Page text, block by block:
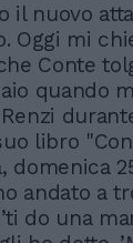
il nuovo
Oggi mi
Conte
quando
libro
domenica
andato a
do una